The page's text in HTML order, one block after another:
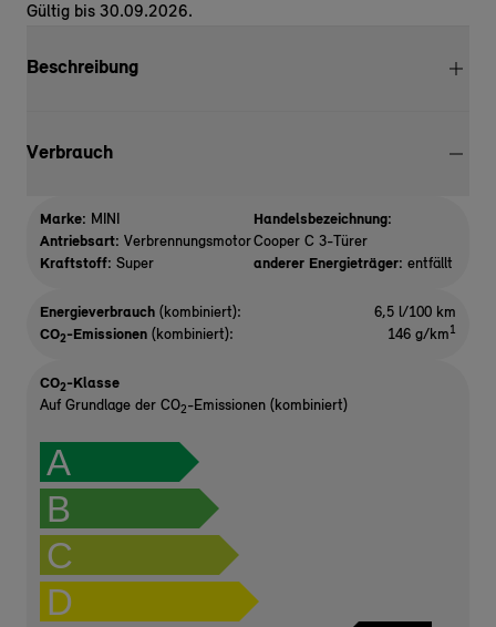
Gültig bis 30.09.2026.
Beschreibung
Verbrauch
Marke: MINI
Antriebsart: Verbrennungsmotor
Kraftstoff: Super
Handelsbezeichnung:
Cooper C 3-Türer
anderer Energieträger: entfällt
Energieverbrauch (kombiniert):
6,5 l/100 km
CO2-Emissionen (kombiniert): 146 g/km1
CO2-Klasse
Auf Grundlage der CO2-Emissionen (kombiniert)
A
B
C
D